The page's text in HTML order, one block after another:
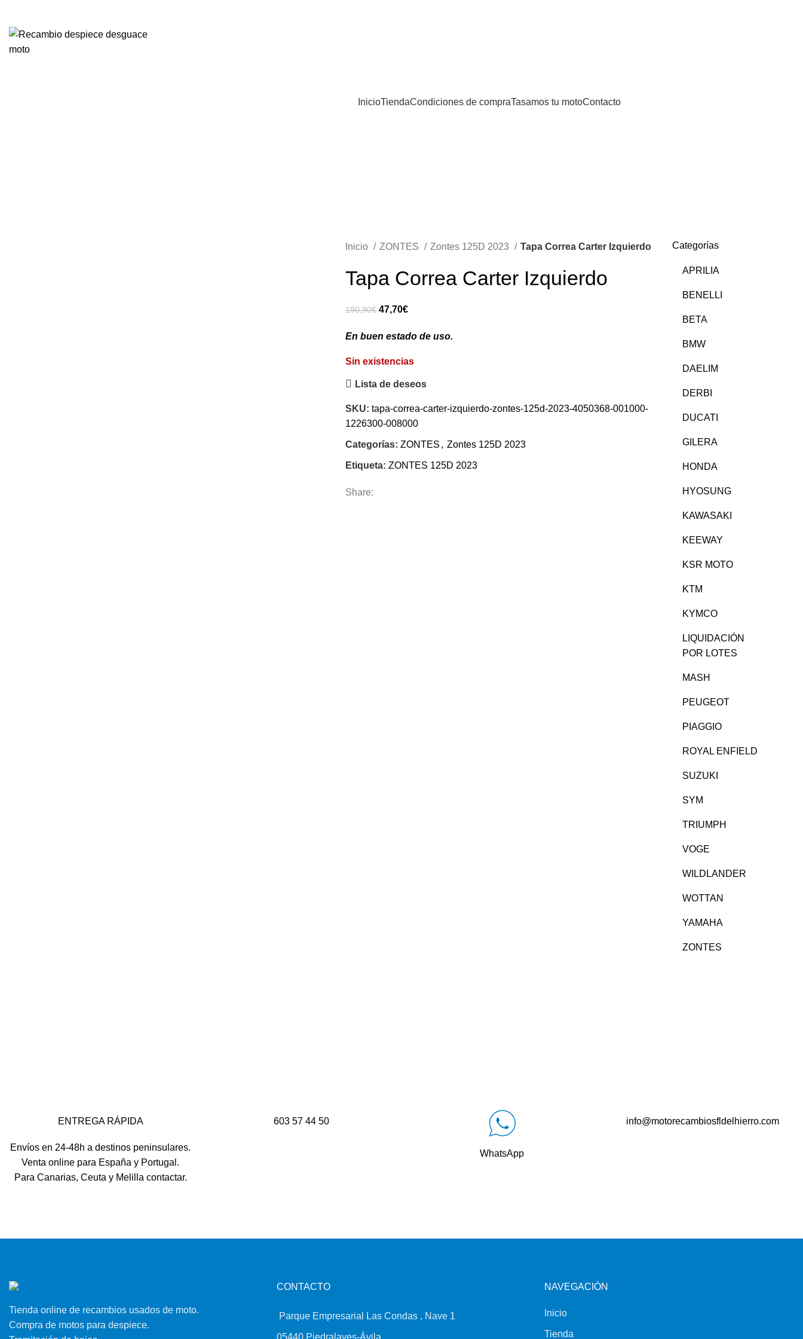
InicioTiendaCondiciones de compraTasamos tu motoContacto
Inicio ZONTES Zontes 125D 2023 Tapa Correa Carter Izquierdo
Tapa Correa Carter Izquierdo
190,90€ El
original
47,70€El
actual
En buen estado de uso.
Sin existencias
Lista de deseos
SKU: tapa-correa-carter-izquierdo-zontes-125d-2023-4050368-001000-
1226300-008000
Categorías: ZONTES , Zontes 125D 2023
Etiqueta: ZONTES 125D 2023
Share:
Categorías
APRILIA
BENELLI
BETA
BMW
DAELIM
DERBI
DUCATI
GILERA
HONDA
HYOSUNG
KAWASAKI
KEEWAY
KSR MOTO
KTM
KYMCO
LIQUIDACIÓN
POR LOTES
MASH
PEUGEOT
PIAGGIO
ROYAL ENFIELD
SUZUKI
SYM
TRIUMPH
VOGE
WILDLANDER
WOTTAN
YAMAHA
ZONTES
ENTREGA RÁPIDA
Envíos en 24-48h a destinos peninsulares.
Venta online para España y Portugal.
Para Canarias, Ceuta y Melilla contactar.
603 57 44 50
WhatsApp
info@motorecambiosfldelhierro.com
Tienda online de recambios usados de moto.
Compra de motos para despiece.
CONTACTO
Parque Empresarial Las Condas , Nave 1
05440 Piedralaves-Ávila
NAVEGACIÓN
Inicio
Tienda